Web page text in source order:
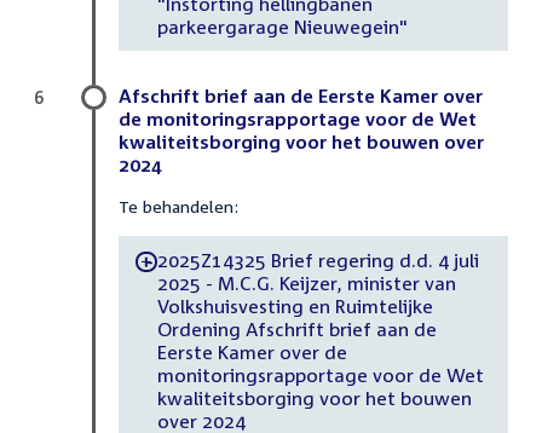
parkeergarage Nieuwegein"
Afschrift brief aan de Eerste Kamer over
de monitoringsrapportage voor de Wet
kwaliteitsborging voor het bouwen over
2024
Te behandelen:
-2025Z14325 Brief regering d.d. 4 juli
2025 - M.C.G. Keijzer, minister van
Volkshuisvesting en Ruimtelijke
Ordening Afschrift brief aan de
Eerste Kamer over de
monitoringsrapportage voor de Wet
kwaliteitsborging voor het bouwen
over 2024
6